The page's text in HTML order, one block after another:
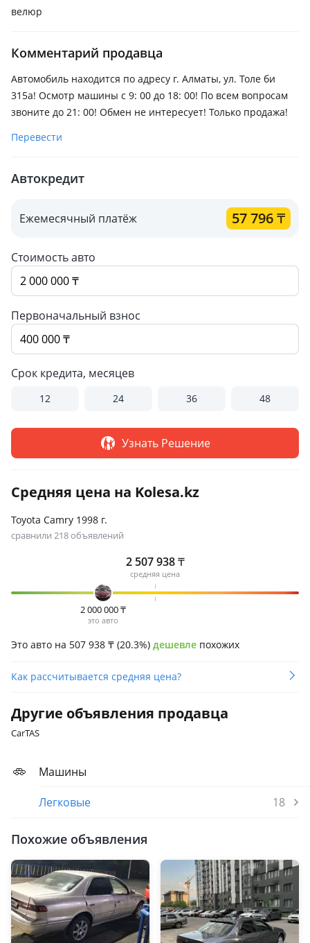
велюр
Комментарий продавца
Автомобиль находится по адресу г. Алматы, ул. Толе би
315а! Осмотр машины с 9: 00 до 18: 00! По всем вопросам
звоните до 21: 00! Обмен не интересует! Только продажа!
Перевести
Автокредит
Ежемесячный платёж 57 796₸
Стоимость авто
Первоначальный взнос
Срок кредита, месяцев
12 24 36 48
Узнать Решение
Средняя цена на Kolesa.kz
Toyota Camry 1998 г.
сравнили 218 объявлений
2 507 938₸
средняя цена
2 000 000₸
это авто
Это авто на 507 938 ₸ (20.3%) дешевле похожих
Как рассчитывается средняя цена?
Другие объявления продавца
CarTAS
Машины
Легковые
18
Похожие объявления